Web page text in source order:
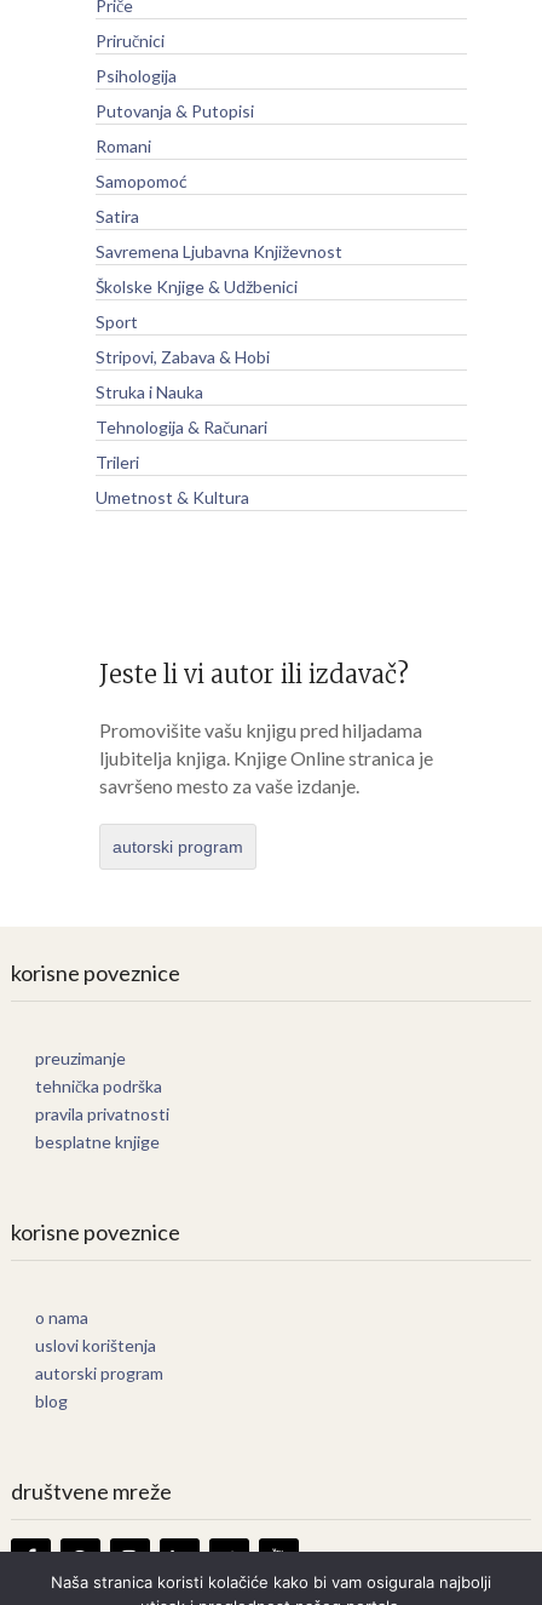
Priče
Priručnici
Psihologija
Putovanja & Putopisi
Romani
Samopomoć
Satira
Savremena Ljubavna Književnost
Školske Knjige & Udžbenici
Sport
Stripovi, Zabava & Hobi
Struka i Nauka
Tehnologija & Računari
Trileri
Umetnost & Kultura
Jeste li vi autor ili izdavač?
Promovišite vašu knjigu pred hiljadama
ljubitelja knjiga. Knjige Online stranica je
savršeno mesto za vaše izdanje.
autorski program
korisne poveznice
preuzimanje
tehnička podrška
pravila privatnosti
besplatne knjige
korisne poveznice
o nama
uslovi korištenja
autorski program
blog
društvene mreže
Naša stranica koristi kolačiće kako bi vam osigurala najbolji